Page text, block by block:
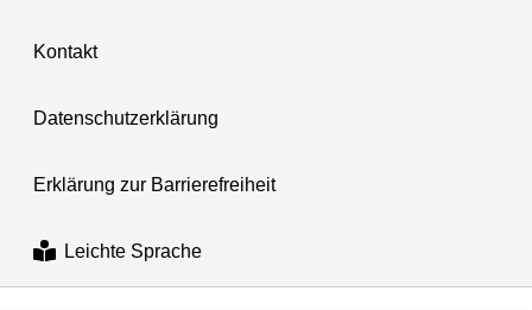
Kontakt
Datenschutzerklärung
Erklärung zur Barrierefreiheit
Leichte Sprache